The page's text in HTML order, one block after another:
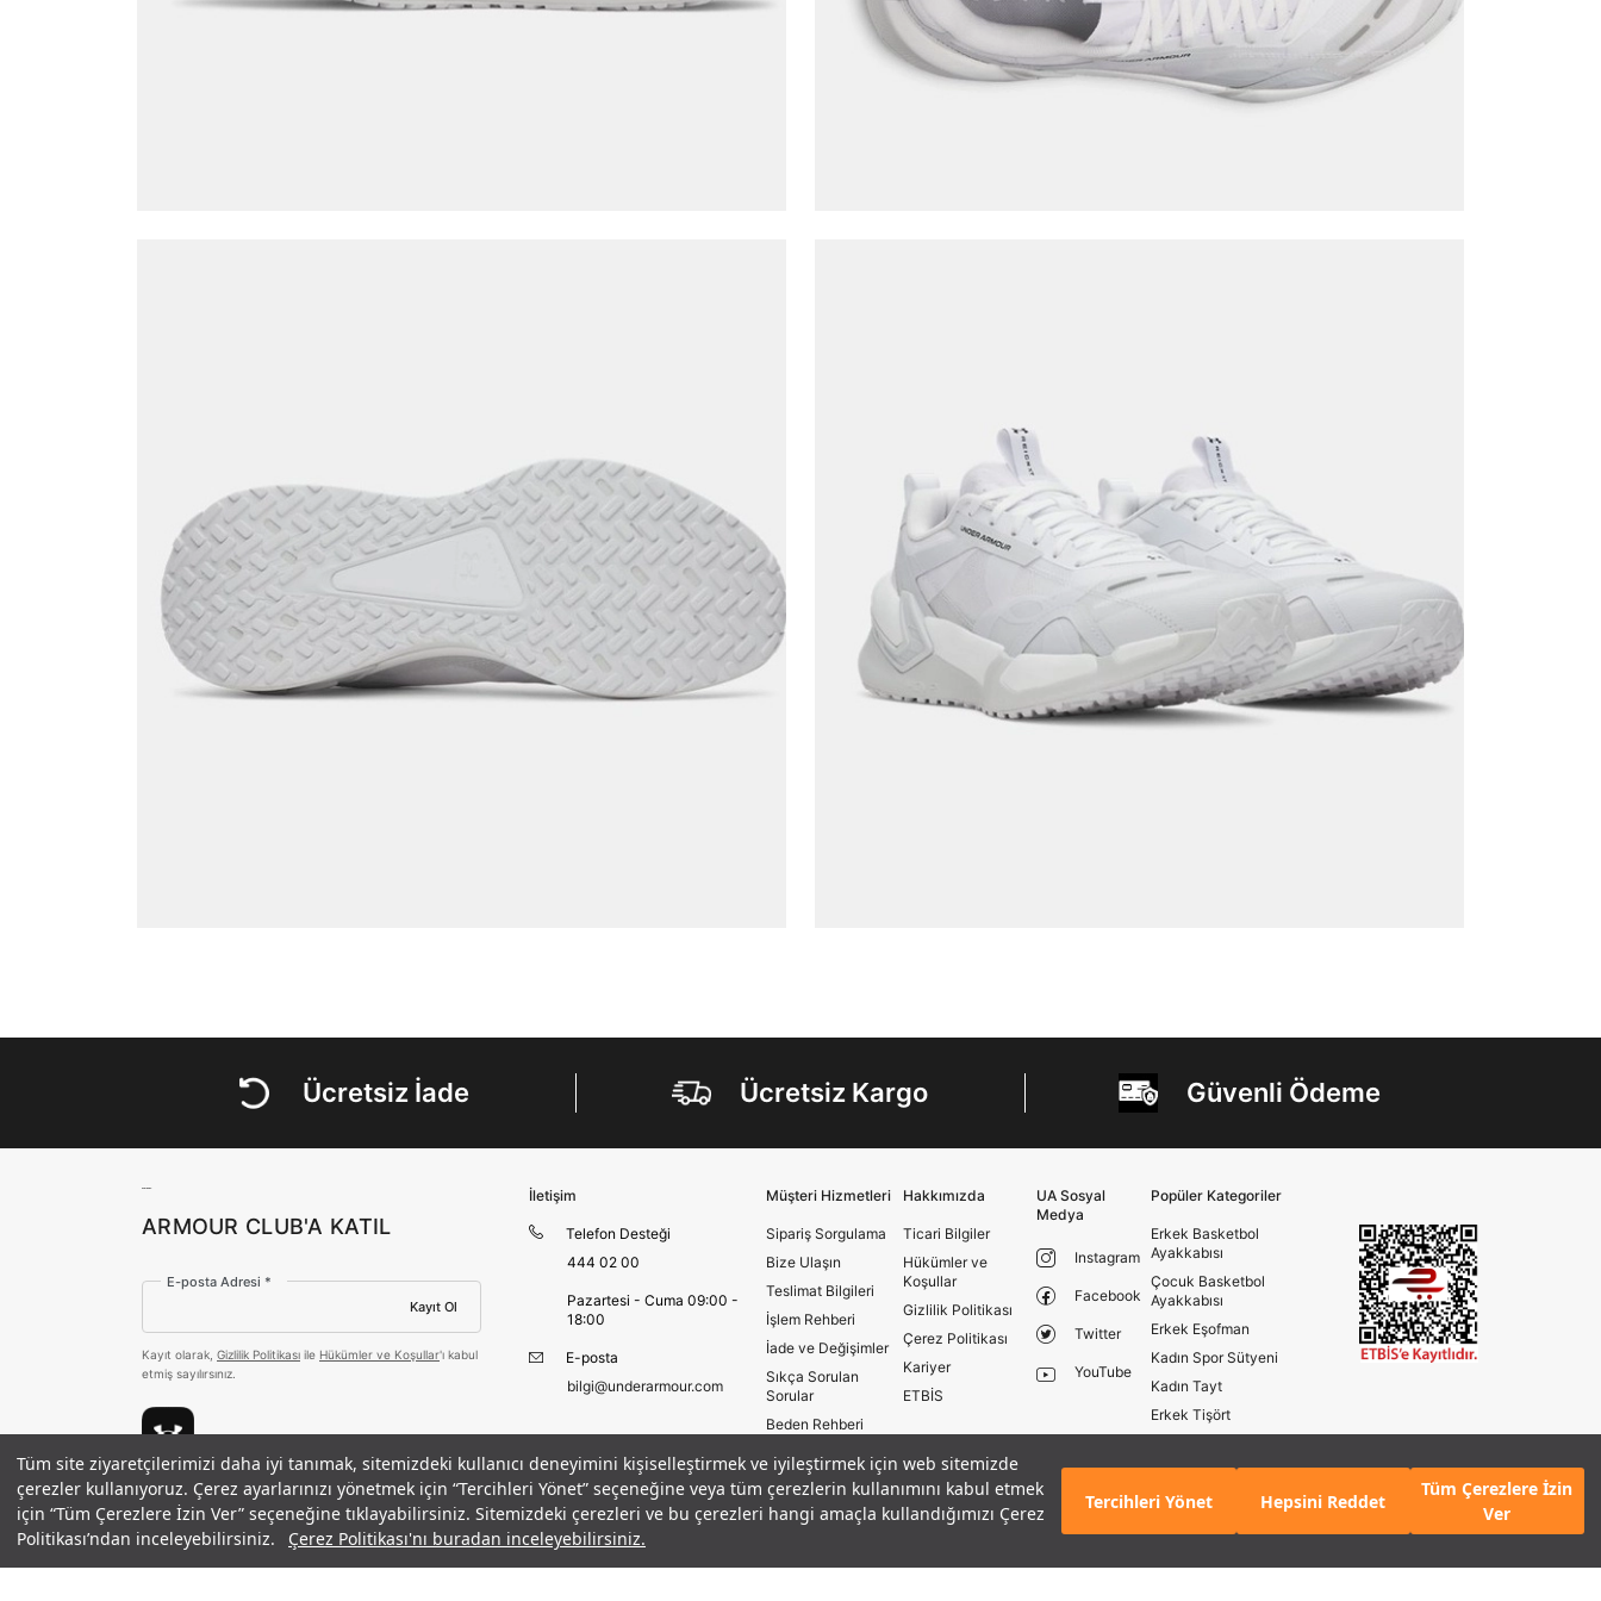
Tüm site ziyaretçilerimizi daha iyi tanımak, sitemizdeki kullanıcı deneyimini kişiselleştirmek ve iyileştirmek için web sitemizde
çerezler kullanıyoruz. Çerez ayarlarınızı yönetmek için “Tercihleri Yönet” seçeneğine veya tüm çerezlerin kullanımını kabul etmek
için “Tüm Çerezlere İzin Ver” seçeneğine tıklayabilirsiniz. Sitemizdeki çerezleri ve bu çerezleri hangi amaçla kullandığımızı Çerez
Politikası’ndan inceleyebilirsiniz.
Çerez Politikası'nı buradan inceleyebilirsiniz.
Tercihleri Yönet Hepsini Reddet
Tüm Çerezlere İzin
Ver
Erkek UA Reign Xt Training Ayakkabısı
11.490 TL
adet
1 SEPETE EKLE
Ücretsiz İade Ücretsiz Kargo Güvenli Ödeme
ARMOUR CLUB'A KATIL
E-posta Adresi *
Kayıt Ol
Kayıt olarak, Gizlilik Politikası ile Hükümler ve Koşullar'ı kabul
etmiş sayılırsınız.
Ödeme Yöntemleri
İletişim
Telefon Desteği
444 02 00
Pazartesi - Cuma 09:00 -
18:00
E-posta
bilgi@underarmour.com
Müşteri Hizmetleri
Sipariş Sorgulama
Bize Ulaşın
Teslimat Bilgileri
İşlem Rehberi
İade ve Değişimler
Sıkça Sorulan
Sorular
Beden Rehberi
Site Haritası
Mağazalar
Armour Club
Hakkımızda
Ticari Bilgiler
Hükümler ve
Koşullar
Gizlilik Politikası
Çerez Politikası
Kariyer
ETBİS
UA Sosyal
Medya
Instagram
Facebook
Twitter
YouTube
Popüler Kategoriler
Erkek Basketbol
Ayakkabısı
Çocuk Basketbol
Ayakkabısı
Erkek Eşofman
Kadın Spor Sütyeni
Kadın Tayt
Erkek Tişört
Kadın Koşu Ayakkabısı
En az 8 karakter
Bir küçük harf karakter
Bir rakam
Bir büyük harf
En az 1 özel karakter
Aşağıdakileri okudum ve kabul ediyorum:
Kişisel verileriniz
Aydınlatma Metni
Hüküm ve Koşullar
uyarınca işlenecektir. Kişisel verilerimin Doğuş
Perakende Satış Giyim ve Aksesuar Ticaret A.Ş.
tarafından ticari elektronik ileti gönderilmesi amacıyla
Amazon Inc. ve Google LLC. ile paylaşılmasını kabul
Üye Ol